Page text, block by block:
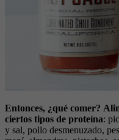
Entonces, ¿qué comer?
ciertos tipos de proteína:
y sal, pollo desmenuzado,